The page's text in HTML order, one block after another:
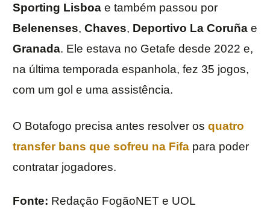
Sporting Lisboa e também passou por
Belenenses, Chaves, Deportivo La Coruña e
Granada. Ele estava no Getafe desde 2022 e,
na última temporada espanhola, fez 35 jogos,
com um gol e uma assistência.
O Botafogo precisa antes resolver os quatro
transfer bans que sofreu na Fifa para poder
contratar jogadores.
Fonte: Redação FogãoNET e UOL